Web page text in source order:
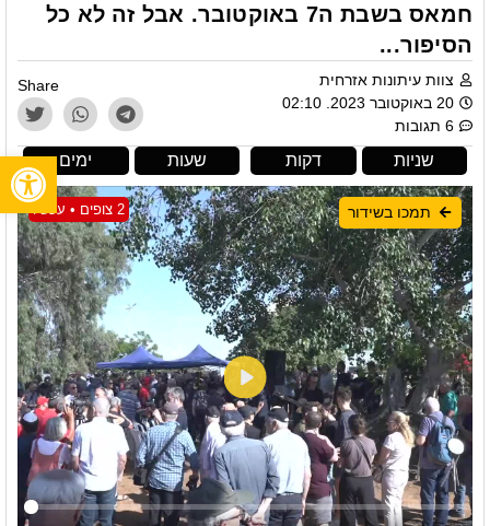
חמאס בשבת ה7 באוקטובר. אבל זה לא כל
הסיפור...
צוות עיתונות אזרחית
20 באוקטובר 2023. 02:10
6 תגובות
Share
ימים שעות דקות שניות
2 צופים • עכשיו תמכו בשידור